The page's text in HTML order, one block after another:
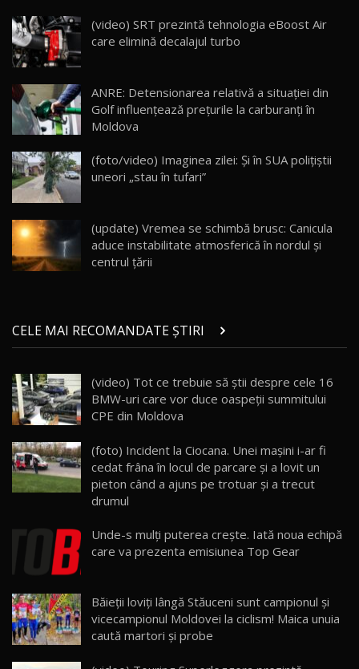
16
AutoBlogMD
13:10
17 20:06
Va fi modelul nr.1 BYD în Moldova? BYD Seal U
30:08
AutoBlog.MD
23:36
20
Noul ZEEKR 7X / Test Drive AutoBlog.MD
29:08
21
Micul BYD Dolphin Surf / Test Drive
AutoBlog.MD
16:59
22
Noua Mazda 6e / Test Drive AutoBlog.MD
26:59
23
Lynk & Co 01 / Test Drive AutoBlog.MD
25:19
26:38
Moldova
32:21
26
Porsche 911 Spirit 70 / Test Drive
(video) SRT prezintă tehnologia eBoost Air
care elimină decalajul turbo
ANRE: Detensionarea relativă a situației din
Golf influențează prețurile la carburanți în
Moldova
(foto/video) Imaginea zilei: Și în SUA polițiștii
uneori „stau în tufari”
(update) Vremea se schimbă brusc: Canicula
aduce instabilitate atmosferică în nordul și
centrul țării
CELE MAI RECOMANDATE ȘTIRI
(video) Tot ce trebuie să știi despre cele 16
BMW-uri care vor duce oaspeții summitului
CPE din Moldova
(foto) Incident la Ciocana. Unei maşini i-ar fi
cedat frâna în locul de parcare şi a lovit un
pieton când a ajuns pe trotuar şi a trecut
drumul
Unde-s mulţi puterea creşte. Iată noua echipă
care va prezenta emisiunea Top Gear
Băieţii loviți lângă Stăuceni sunt campionul şi
vicecampionul Moldovei la ciclism! Maica unuia
caută martori şi probe